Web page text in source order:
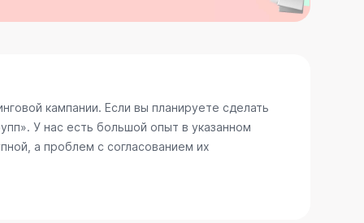
кампании. Если вы планируете сделать
У нас есть большой опыт в указанном
а проблем с согласованием их